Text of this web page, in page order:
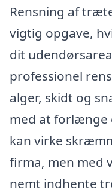
Rensning af
vigtig opgave,
dit
professionel
alger, skidt og
med at forlænge
kan virke
firma, men med
nemt indhente